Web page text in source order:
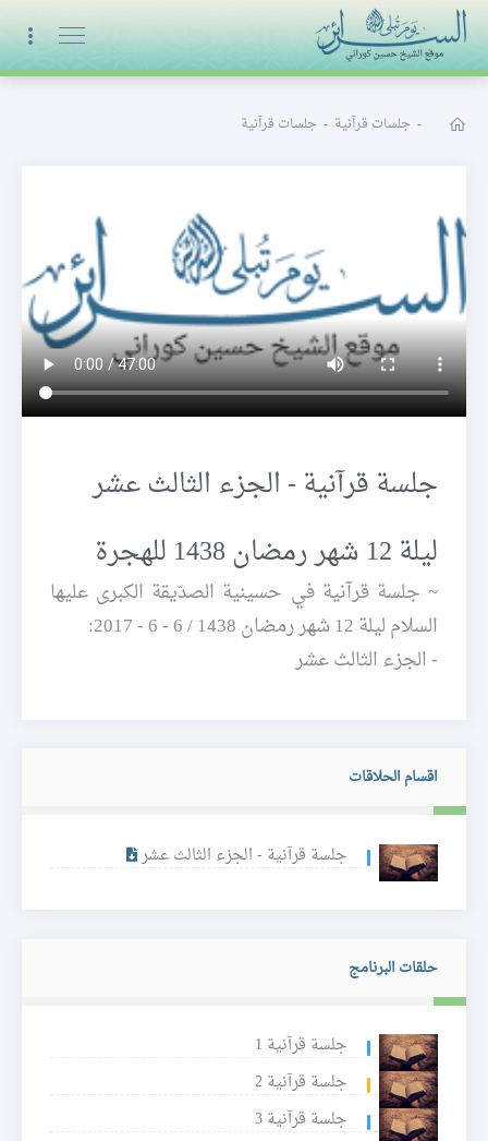
البث المباشر
- جلسات قرآنية - جلسات قرآنية
جلسة قرآنية - الجزء الثالث عشر
ليلة 12 شهر رمضان 1438 للهجرة
~ جلسة قرآنية في حسينية الصدّيقة الكبرى عليها
السلام ليلة 12 شهر رمضان 1438 / 6 - 6 - 2017:
- الجزء الثالث عشر
اقسام الحلاقات
جلسة قرآنية - الجزء الثالث عشر
حلقات البرنامج
جلسة قرآنية 1
جلسة قرآنية 2
جلسة قرآنية 3